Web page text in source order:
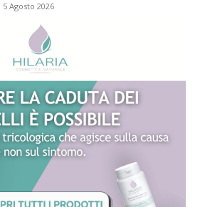
5 Agosto 2026